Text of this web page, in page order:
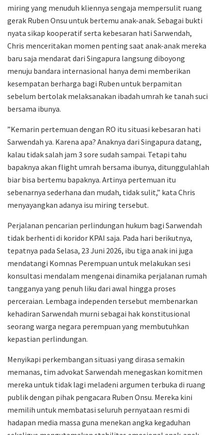
miring yang menuduh kliennya sengaja mempersulit ruang
gerak Ruben Onsu untuk bertemu anak-anak. Sebagai bukti
nyata sikap kooperatif serta kebesaran hati Sarwendah,
Chris menceritakan momen penting saat anak-anak mereka
baru saja mendarat dari Singapura langsung diboyong
menuju bandara internasional hanya demi memberikan
kesempatan berharga bagi Ruben untuk berpamitan
sebelum bertolak melaksanakan ibadah umrah ke tanah suci
bersama ibunya.
​”Kemarin pertemuan dengan RO itu situasi kebesaran hati
Sarwendah ya. Karena apa? Anaknya dari Singapura datang,
kalau tidak salah jam 3 sore sudah sampai. Tetapi tahu
bapaknya akan flight umrah bersama ibunya, ditunggulahlah
biar bisa bertemu bapaknya. Artinya pertemuan itu
sebenarnya sederhana dan mudah, tidak sulit,” kata Chris
menyayangkan adanya isu miring tersebut.
​Perjalanan pencarian perlindungan hukum bagi Sarwendah
tidak berhenti di koridor KPAI saja. Pada hari berikutnya,
tepatnya pada Selasa, 23 Juni 2026, ibu tiga anak ini juga
mendatangi Komnas Perempuan untuk melakukan sesi
konsultasi mendalam mengenai dinamika perjalanan rumah
tangganya yang penuh liku dari awal hingga proses
perceraian. Lembaga independen tersebut membenarkan
kehadiran Sarwendah murni sebagai hak konstitusional
seorang warga negara perempuan yang membutuhkan
kepastian perlindungan.
​Menyikapi perkembangan situasi yang dirasa semakin
memanas, tim advokat Sarwendah menegaskan komitmen
mereka untuk tidak lagi meladeni argumen terbuka di ruang
publik dengan pihak pengacara Ruben Onsu. Mereka kini
memilih untuk membatasi seluruh pernyataan resmi di
hadapan media massa guna menekan angka kegaduhan